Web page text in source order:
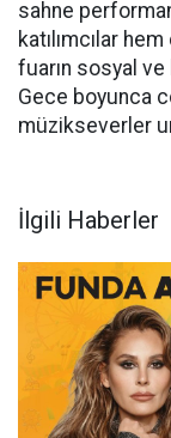
sahne
katılımcılar
fuarın sosyal
Gece boyunca
müzikseverler
İlgili Haberler